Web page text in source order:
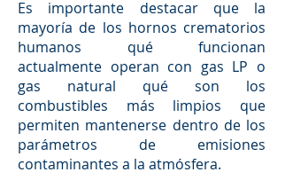
Es importante destacar que la
mayoría de los hornos crematorios
humanos qué funcionan
actualmente operan con gas LP o
gas natural qué son los
combustibles más limpios que
permiten mantenerse dentro de los
parámetros de emisiones
contaminantes a la atmósfera.